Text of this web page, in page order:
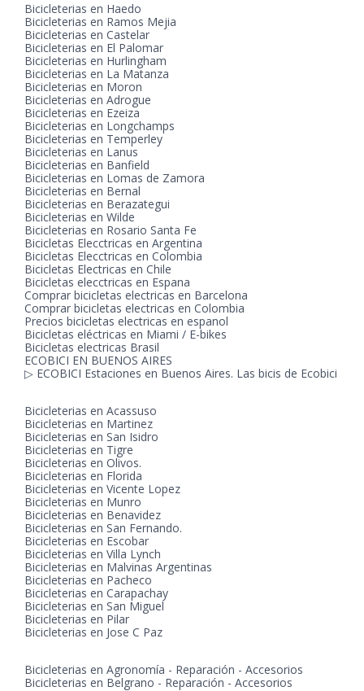
Bicicleterias en Haedo
Bicicleterias en Ramos Mejia
Bicicleterias en Castelar
Bicicleterias en El Palomar
Bicicleterias en Hurlingham
Bicicleterias en La Matanza
Bicicleterias en Moron
Bicicleterias en Adrogue
Bicicleterias en Ezeiza
Bicicleterias en Longchamps
Bicicleterias en Temperley
Bicicleterias en Lanus
Bicicleterias en Banfield
Bicicleterias en Lomas de Zamora
Bicicleterias en Bernal
Bicicleterias en Berazategui
Bicicleterias en Wilde
Bicicleterias en Rosario Santa Fe
Bicicletas Elecctricas en Argentina
Bicicletas Elecctricas en Colombia
Bicicletas Electricas en Chile
Bicicletas elecctricas en Espana
Comprar bicicletas electricas en Barcelona
Comprar bicicletas electricas en Colombia
Precios bicicletas electricas en espanol
Bicicletas eléctricas en Miami / E-bikes
Bicicletas electricas Brasil
ECOBICI EN BUENOS AIRES
▷ ECOBICI Estaciones en Buenos Aires. Las bicis de Ecobici
Bicicleterias en Acassuso
Bicicleterias en Martinez
Bicicleterias en San Isidro
Bicicleterias en Tigre
Bicicleterias en Olivos.
Bicicleterias en Florida
Bicicleterias en Vicente Lopez
Bicicleterias en Munro
Bicicleterias en Benavidez
Bicicleterias en San Fernando.
Bicicleterias en Escobar
Bicicleterias en Villa Lynch
Bicicleterias en Malvinas Argentinas
Bicicleterias en Pacheco
Bicicleterias en Carapachay
Bicicleterias en San Miguel
Bicicleterias en Pilar
Bicicleterias en Jose C Paz
Bicicleterias en Agronomía - Reparación - Accesorios
Bicicleterias en Belgrano - Reparación - Accesorios